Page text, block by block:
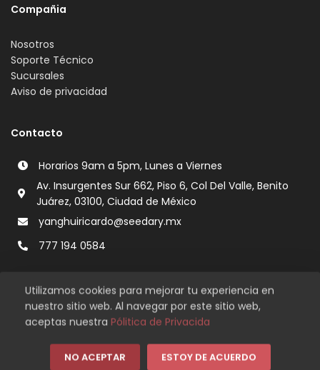
Compañia
Nosotros
Soporte Técnico
Sucursales
Aviso de privacidad
Contacto
Horarios 9am a 5pm, Lunes a Viernes
Av. Insurgentes Sur 662, Piso 6, Col Del Valle, Benito
Juárez, 03100, Ciudad de México
yanghuiricardo@seedary.mx
777 194 0584
Copyright © 2026 Seedary. Todos los derechos reservados.
Compra de manera segura en nuestro sitio.
Utilizamos cookies para mejorar tu experiencia en
nuestro sitio web. Al navegar por este sitio web,
aceptas nuestra Pólitica de Privacida
NO ACEPTAR ESTOY DE ACUERDO